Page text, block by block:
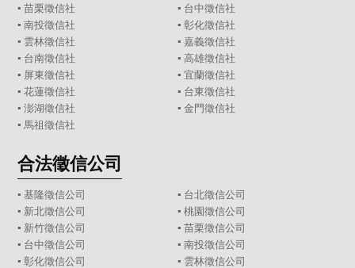
▪苗栗徵信社 ▪ 台中徵信社
▪南投徵信社 ▪ 彰化徵信社
▪ 雲林徵信社 ▪ 嘉義徵信社
▪ 台南徵信社 ▪ 高雄徵信社
▪ 屏東徵信社 ▪ 宜蘭徵信社
▪花蓮徵信社 ▪ 台東徵信社
▪澎湖徵信社 ▪ 金門徵信社
▪ 馬祖徵信社
合法徵信公司
▪基隆徵信公司 ▪ 台北徵信公司
▪ 新北徵信公司 ▪ 桃園徵信公司
▪ 新竹徵信公司 ▪ 苗栗徵信公司
▪ 台中徵信公司 ▪ 南投徵信公司
▪彰化徵信公司 ▪ 雲林徵信公司